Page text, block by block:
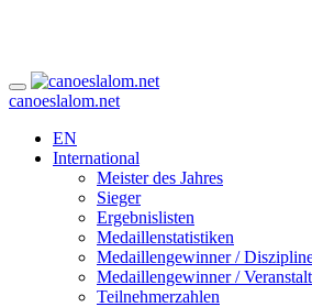
canoeslalom.net
EN
International
Meister des Jahres
Sieger
Ergebnislisten
Medaillenstatistiken
Medaillengewinner /
Medaillengewinner /
Teilnehmerzahlen